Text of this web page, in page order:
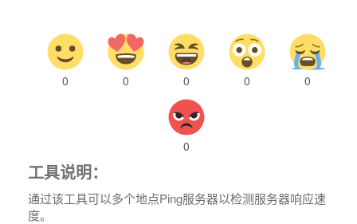
0 0 0 0 0
0
工具说明：
通过该工具可以多个地点Ping服务器以检测服务器响应速
度。